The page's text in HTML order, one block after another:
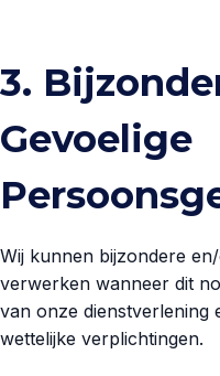
3.
Gevoelige
Wij kunnen bijzondere
verwerken wanneer dit
van onze dienstverlening
wettelijke verplichtingen.